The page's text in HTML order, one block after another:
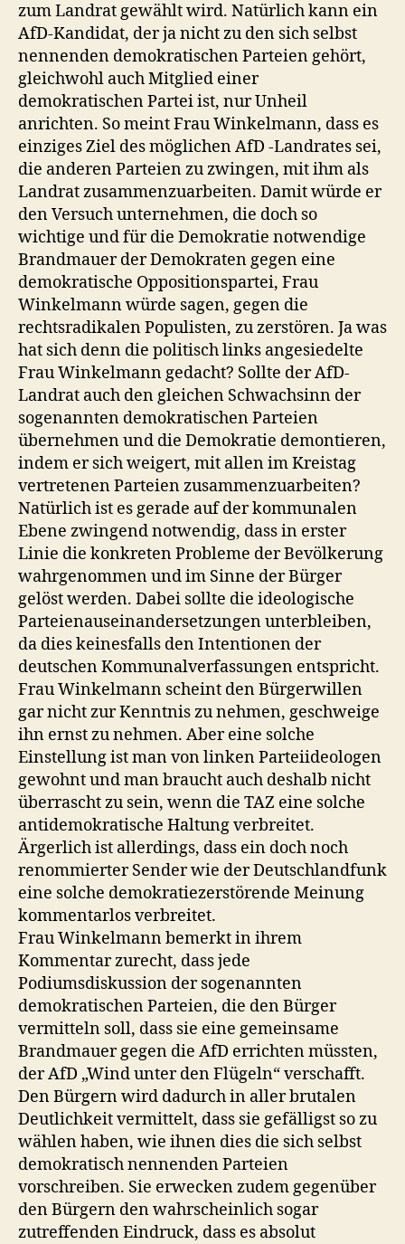
zum Landrat gewählt wird. Natürlich kann ein
AfD-Kandidat, der ja nicht zu den sich selbst
nennenden demokratischen Parteien gehört,
gleichwohl auch Mitglied einer
demokratischen Partei ist, nur Unheil
anrichten. So meint Frau Winkelmann, dass es
einziges Ziel des möglichen AfD -Landrates sei,
die anderen Parteien zu zwingen, mit ihm als
Landrat zusammenzuarbeiten. Damit würde er
den Versuch unternehmen, die doch so
wichtige und für die Demokratie notwendige
Brandmauer der Demokraten gegen eine
demokratische Oppositionspartei, Frau
Winkelmann würde sagen, gegen die
rechtsradikalen Populisten, zu zerstören. Ja was
hat sich denn die politisch links angesiedelte
Frau Winkelmann gedacht? Sollte der AfD-
Landrat auch den gleichen Schwachsinn der
sogenannten demokratischen Parteien
übernehmen und die Demokratie demontieren,
indem er sich weigert, mit allen im Kreistag
vertretenen Parteien zusammenzuarbeiten?
Natürlich ist es gerade auf der kommunalen
Ebene zwingend notwendig, dass in erster
Linie die konkreten Probleme der Bevölkerung
wahrgenommen und im Sinne der Bürger
gelöst werden. Dabei sollte die ideologische
Parteienauseinandersetzungen unterbleiben,
da dies keinesfalls den Intentionen der
deutschen Kommunalverfassungen entspricht.
Frau Winkelmann scheint den Bürgerwillen
gar nicht zur Kenntnis zu nehmen, geschweige
ihn ernst zu nehmen. Aber eine solche
Einstellung ist man von linken Parteiideologen
gewohnt und man braucht auch deshalb nicht
überrascht zu sein, wenn die TAZ eine solche
antidemokratische Haltung verbreitet.
Ärgerlich ist allerdings, dass ein doch noch
renommierter Sender wie der Deutschlandfunk
eine solche demokratiezerstörende Meinung
kommentarlos verbreitet.
Frau Winkelmann bemerkt in ihrem
Kommentar zurecht, dass jede
Podiumsdiskussion der sogenannten
demokratischen Parteien, die den Bürger
vermitteln soll, dass sie eine gemeinsame
Brandmauer gegen die AfD errichten müssten,
der AfD „Wind unter den Flügeln“ verschafft.
Den Bürgern wird dadurch in aller brutalen
Deutlichkeit vermittelt, dass sie gefälligst so zu
wählen haben, wie ihnen dies die sich selbst
demokratisch nennenden Parteien
vorschreiben. Sie erwecken zudem gegenüber
den Bürgern den wahrscheinlich sogar
zutreffenden Eindruck, dass es absolut